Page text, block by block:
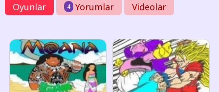
Oyunlar 4 Yorumlar Videolar